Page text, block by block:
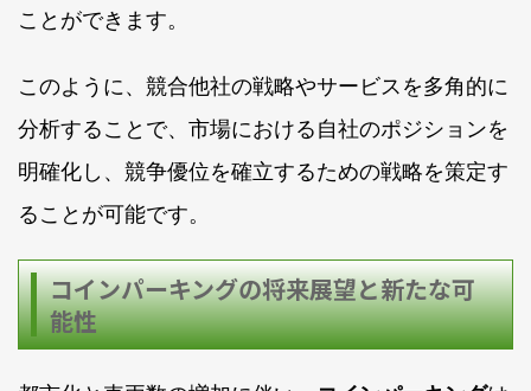
ことができます。
このように、競合他社の戦略やサービスを多角的に
分析することで、市場における自社のポジションを
明確化し、競争優位を確立するための戦略を策定す
ることが可能です。
コインパーキングの将来展望と新たな可
能性